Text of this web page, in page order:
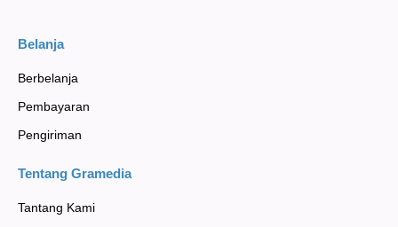
Belanja
Berbelanja
Pembayaran
Pengiriman
Tentang Gramedia
Tantang Kami